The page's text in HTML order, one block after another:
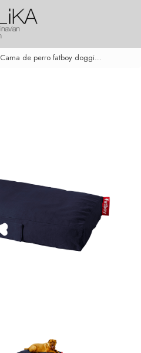
Cama de perro fatboy doggielounge - stonewashed grande azul